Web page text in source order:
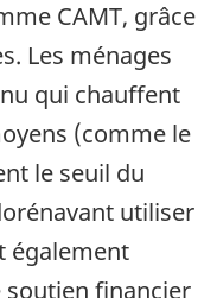
CAMT, grâce
Les ménages
qui chauffent
(comme le
le seuil du
utiliser
également
soutien financier